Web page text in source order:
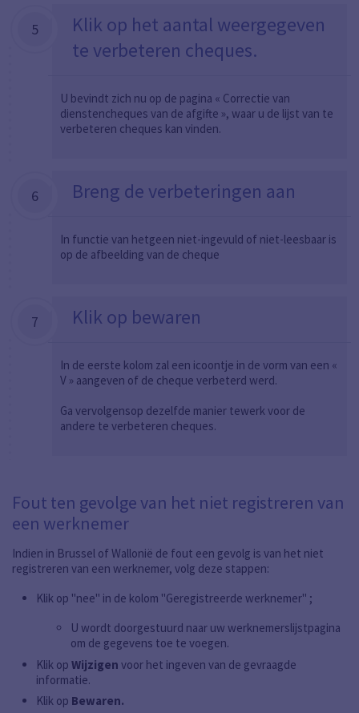
5
Klik op het aantal weergegeven
te verbeteren cheques.
U bevindt zich nu op de pagina « Correctie van
dienstencheques van de afgifte », waar u de lijst van te
verbeteren cheques kan vinden.
6 Breng de verbeteringen aan
In functie van hetgeen niet-ingevuld of niet-leesbaar is
op de afbeelding van de cheque
7 Klik op bewaren
In de eerste kolom zal een icoontje in de vorm van een «
V » aangeven of de cheque verbeterd werd.
Ga vervolgensop dezelfde manier tewerk voor de
andere te verbeteren cheques.
Fout ten gevolge van het niet registreren van
een werknemer
Indien in Brussel of Wallonië de fout een gevolg is van het niet
registreren van een werknemer, volg deze stappen:
Klik op "nee" in de kolom "Geregistreerde werknemer" ;
U wordt doorgestuurd naar uw werknemerslijstpagina
om de gegevens toe te voegen.
Klik op Wijzigen voor het ingeven van de gevraagde
informatie.
Klik op Bewaren.